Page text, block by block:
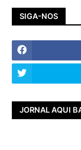
SIGA-NOS
JORNAL AQUI